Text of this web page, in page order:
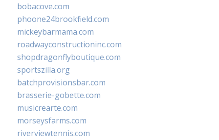
bobacove.com
phoone24brookfield.com
mickeybarmama.com
roadwayconstructioninc.com
shopdragonflyboutique.com
sportszilla.org
batchprovisionsbar.com
brasserie-gobette.com
musicrearte.com
morseysfarms.com
riverviewtennis.com